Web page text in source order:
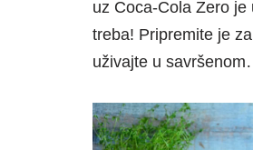
uz Coca-Cola Zero
treba! Pripremite je
uživajte u